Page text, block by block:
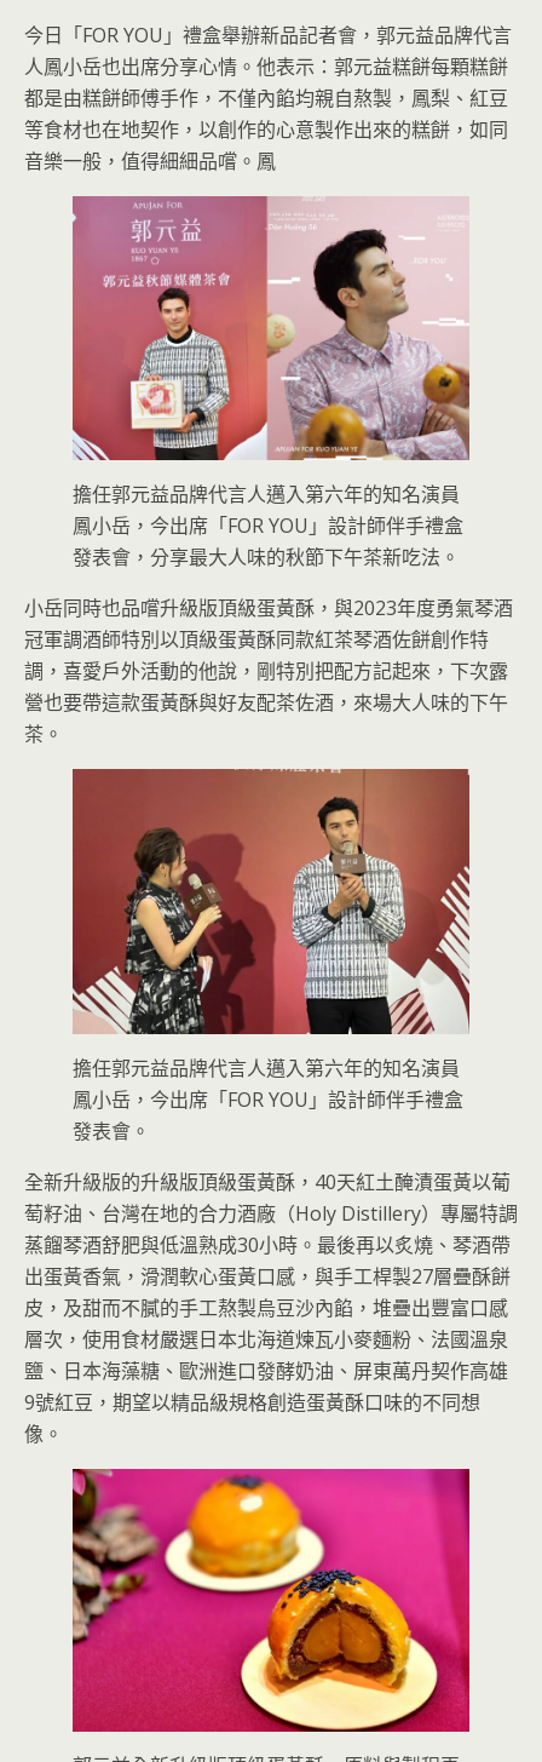
今日「FOR YOU」禮盒舉辦新品記者會，郭元益品牌代言
人鳳小岳也出席分享心情。他表示：郭元益糕餅每顆糕餅
都是由糕餅師傅手作，不僅內餡均親自熬製，鳳梨、紅豆
等食材也在地契作，以創作的心意製作出來的糕餅，如同
音樂一般，值得細細品嚐。鳳
擔任郭元益品牌代言人邁入第六年的知名演員
鳳小岳，今出席「FOR YOU」設計師伴手禮盒
發表會，分享最大人味的秋節下午茶新吃法。
小岳同時也品嚐升級版頂級蛋黃酥，與2023年度勇氣琴酒
冠軍調酒師特別以頂級蛋黃酥同款紅茶琴酒佐餅創作特
調，喜愛戶外活動的他說，剛特別把配方記起來，下次露
營也要帶這款蛋黃酥與好友配茶佐酒，來場大人味的下午
茶。
擔任郭元益品牌代言人邁入第六年的知名演員
鳳小岳，今出席「FOR YOU」設計師伴手禮盒
發表會。
全新升級版的升級版頂級蛋黃酥，40天紅土醃漬蛋黃以葡
萄籽油、台灣在地的合力酒廠（Holy Distillery）專屬特調
蒸餾琴酒舒肥與低溫熟成30小時。最後再以炙燒、琴酒帶
出蛋黃香氣，滑潤軟心蛋黃口感，與手工桿製27層疊酥餅
皮，及甜而不膩的手工熬製烏豆沙內餡，堆疊出豐富口感
層次，使用食材嚴選日本北海道煉瓦小麥麵粉、法國溫泉
鹽、日本海藻糖、歐洲進口發酵奶油、屏東萬丹契作高雄
9號紅豆，期望以精品級規格創造蛋黃酥口味的不同想
像。